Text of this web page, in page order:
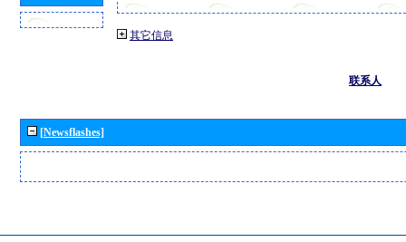
其它信息
联系人
[Newsflashes]